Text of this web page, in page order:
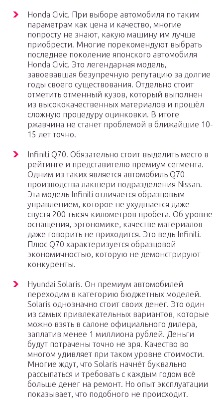
Honda Civic. При выборе автомобиля по таким
параметрам как цена и качество, многие
попросту не знают, какую машину им лучше
приобрести. Многие порекомендуют выбрать
последнее поколение японского автомобиля
Honda Civic. Это легендарная модель,
завоевавшая безупречную репутацию за долгие
годы своего существования. Отдельно стоит
отметить отменный кузов, который выполнен
из высококачественных материалов и прошёл
сложную процедуру оцинковки. В итоге
ржавчина не станет проблемой в ближайшие 10-
15 лет точно.
Infiniti Q70. Обязательно стоит выделить место в
рейтинге и представителю премиум сегмента.
Одним из таких является автомобиль Q70
производства лакшери подразделения Nissan.
Эта модель Infiniti отличается образцовым
управлением, которое не ухудшается даже
спустя 200 тысяч километров пробега. Об уровне
оснащения, эргономике, качестве материалов
даже говорить не приходится. Это ведь Infiniti.
Плюс Q70 характеризуется образцовой
экономичностью, которую не демонстрируют
конкуренты.
Hyundai Solaris. Он премиум автомобилей
переходим в категорию бюджетных моделей.
Solaris однозначно стоит своих денег. Это один
из самых привлекательных вариантов, которые
можно взять в салоне официального дилера,
заплатив менее 1 миллиона рублей. Деньги
будут потрачены точно не зря. Качество во
многом удивляет при таком уровне стоимости.
Многие ждут, что Solaris начнёт буквально
рассыпаться и требовать с каждым годом всё
больше денег на ремонт. Но опыт эксплуатации
показывает, что подобного не происходит.